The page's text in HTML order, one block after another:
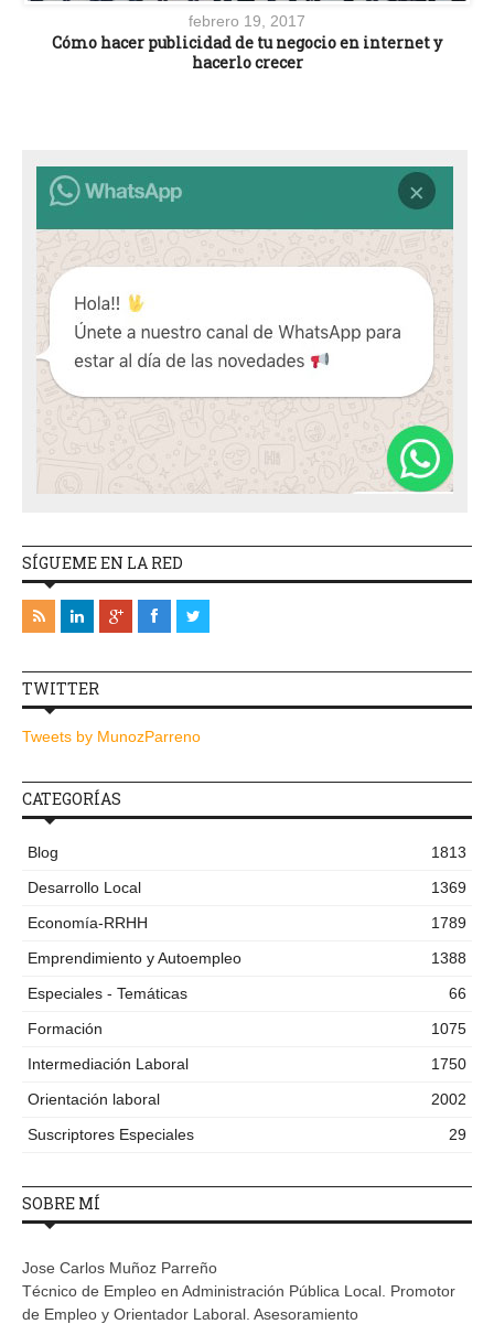
febrero 19, 2017
Cómo hacer publicidad de tu negocio en internet y
hacerlo crecer
SÍGUEME EN LA RED
TWITTER
Tweets by MunozParreno
CATEGORÍAS
Blog
1813
Desarrollo Local
1369
Economía-RRHH
1789
Emprendimiento y Autoempleo
1388
Especiales - Temáticas
66
Formación
1075
Intermediación Laboral
1750
Orientación laboral
2002
Suscriptores Especiales
29
SOBRE MÍ
Jose Carlos Muñoz Parreño
Técnico de Empleo en Administración Pública Local. Promotor
de Empleo y Orientador Laboral. Asesoramiento